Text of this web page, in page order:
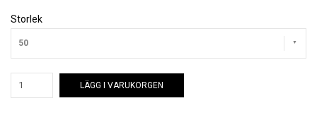
Storlek
50
LÄGG I VARUKORGEN